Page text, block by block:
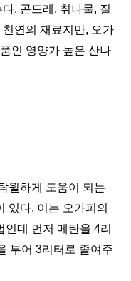
. 곤드레, 취나물, 질
연의 재료지만, 오가
인 영양가 높은 산나
월하게 도움이 되는
있다. 이는 오가피의
데 먼저 메탄올 4리
부어 3리터로 졸여주